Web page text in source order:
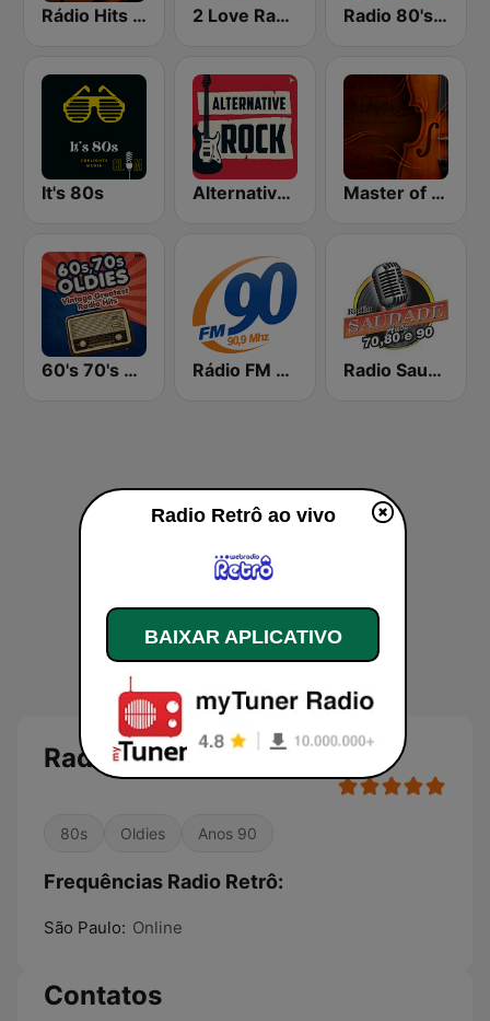
Rádio Hits Anos 80 2 Love Radio Radio 80's Best 3
It's 80s Alternative Flash Rock Master of Instrumental
60's 70's Oldies Rádio FM 90 Radio Saudade
Radio Retrô
80s Oldies Anos 90
Frequências Radio Retrô:
São Paulo: Online
Contatos
Radio Retrô ao vivo
BAIXAR APLICATIVO